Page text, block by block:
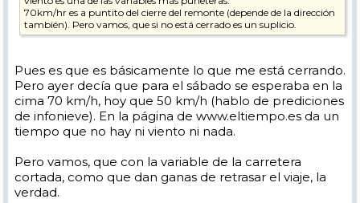
70km/hr es a puntito del cierre del remonte (depende de la dirección
también). Pero vamos, que si no está cerrado es un suplicio.
Pues es que es básicamente lo que me está cerrando.
Pero ayer decía que para el sábado se esperaba en la
cima 70 km/h, hoy que 50 km/h (hablo de prediciones
de infonieve). En la página de www.eltiempo.es da un
tiempo que no hay ni viento ni nada.
Pero vamos, que con la variable de la carretera
cortada, como que dan ganas de retrasar el viaje, la
verdad.